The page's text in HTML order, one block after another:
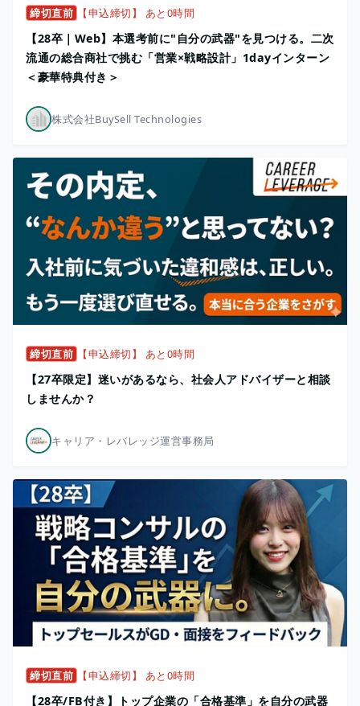
締切直前 【申込締切】 あと0時間
【28卒｜Web】本選考前に"自分の武器"を見つける。二次
流通の総合商社で挑む「営業×戦略設計」1dayインターン
＜豪華特典付き＞
株式会社BuySell Technologies
締切直前 【申込締切】 あと0時間
【27卒限定】迷いがあるなら、社会人アドバイザーと相談
しませんか？
キャリア・レバレッジ運営事務局
締切直前 【申込締切】 あと0時間
【28卒/FB付き】トップ企業の「合格基準」を自分の武器